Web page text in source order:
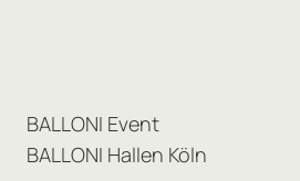
BALLONI Event
BALLONI Hallen Köln